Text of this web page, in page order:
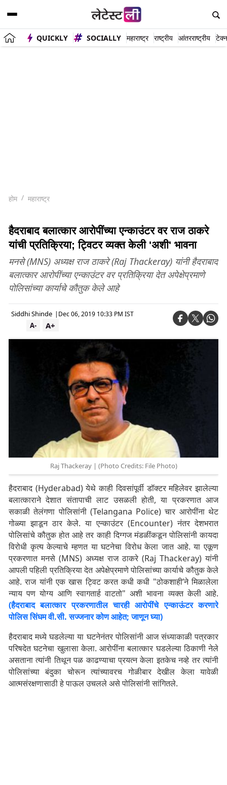
QUICKLY SOCIALLY महाराष्ट्र राष्ट्रीय आंतरराष्ट्रीय
होम महाराष्ट्र
हैदराबाद बलात्कार आरोपींच्या एन्काउंटर वर राज ठाकरे
यांची प्रतिक्रिया; ट्विटर व्यक्त केली 'अशी' भावना
मनसे (MNS) अध्यक्ष राज ठाकरे (Raj Thackeray) यांनी हैदराबाद
बलात्कार आरोपींच्या एन्काउंटर वर प्रतिक्रिया देत अपेक्षेप्रमाणे
पोलिसांच्या कार्याचे कौतुक केले आहे
Siddhi Shinde | Dec 06, 2019 10:33 PM IST
A+
A-
Raj Thackeray | (Photo Credits: File Photo)
हैदराबाद (Hyderabad) येथे काही दिवसांपूर्वी डॉक्टर महिलेवर झालेल्या
बलात्काराने देशात संतापाची लाट उसळली होती, या प्रकरणात आज
सकाळी तेलंगणा पोलिसांनी (Telangana Police) चार आरोपींना थेट
गोळ्या झाडून ठार केले. या एन्काउंटर (Encounter) नंतर देशभरात
पोलिसांचे कौतुक होत आहे तर काही दिग्गज मंडळींकडून पोलिसांनी कायदा
विरोधी कृत्य केल्याचे म्हणत या घटनेचा विरोध केला जात आहे. या एकूण
प्रकरणात मनसे (MNS) अध्यक्ष राज ठाकरे (Raj Thackeray) यांनी
आपली पहिली प्रतिक्रिया देत अपेक्षेप्रमाणे पोलिसांच्या कार्याचे कौतुक केले
आहे. राज यांनी एक खास ट्विट करत कधी कधी "ठोकशाही’ने मिळालेला
न्याय पण योग्य आणि स्वागतार्ह वाटतो" अशी भावना व्यक्त केली आहे.
(हैदराबाद बलात्कार प्रकरणातील चारही आरोपींचे एन्काऊंटर करणारे
पोलिस सिंघम वी.सी. सज्जनार कोण आहेत; जाणून घ्या)
हैदराबाद मध्ये घडलेल्या या घटनेनंतर पोलिसांनी आज संध्याकाळी पत्रकार
परिषदेत घटनेचा खुलासा केला. आरोपींना बलात्कार घडलेल्या ठिकाणी नेले
असताना त्यांनी तिथून पळ काढण्याचा प्रयत्न केला इतकेच नव्हे तर त्यांनी
पोलिसांच्या बंदुका चोरून त्यांच्यावरच गोळीबार देखील केला यावेळी
आत्मसंरक्षणासाठी हे पाऊल उचलले असे पोलिसांनी सांगितले.